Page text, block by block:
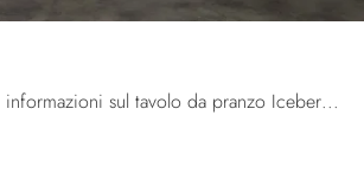
Vuoi avere ulteriori informazioni sul tavolo da pranzo Iceberg di La Seggiola? Clicca e scopri di più sui modelli consolle della firma.